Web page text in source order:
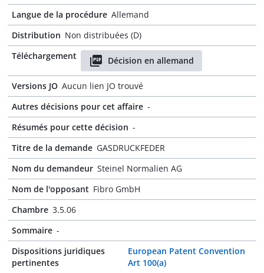
Langue de la procédure Allemand
Distribution Non distribuées (D)
Téléchargement
Décision en allemand
Versions JO Aucun lien JO trouvé
Autres décisions pour cet affaire -
Résumés pour cette décision -
Titre de la demande GASDRUCKFEDER
Nom du demandeur Steinel Normalien AG
Nom de l'opposant Fibro GmbH
Chambre 3.5.06
Sommaire -
Dispositions juridiques
pertinentes
European Patent Convention
Art 100(a)